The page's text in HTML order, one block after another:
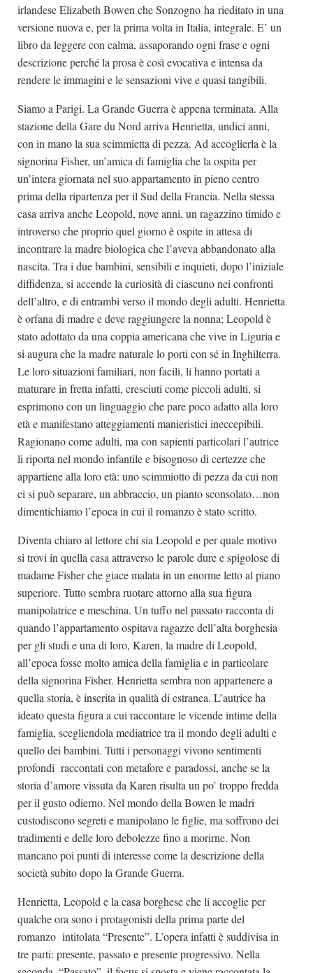
irlandese Elizabeth Bowen che Sonzogno ha rieditato in una
versione nuova e, per la prima volta in Italia, integrale. E’ un
libro da leggere con calma, assaporando ogni frase e ogni
descrizione perché la prosa è così evocativa e intensa da
rendere le immagini e le sensazioni vive e quasi tangibili.
Siamo a Parigi. La Grande Guerra è appena terminata. Alla
stazione della Gare du Nord arriva Henrietta, undici anni,
con in mano la sua scimmietta di pezza. Ad accoglierla è la
signorina Fisher, un’amica di famiglia che la ospita per
un’intera giornata nel suo appartamento in pieno centro
prima della ripartenza per il Sud della Francia. Nella stessa
casa arriva anche Leopold, nove anni, un ragazzino timido e
introverso che proprio quel giorno è ospite in attesa di
incontrare la madre biologica che l’aveva abbandonato alla
nascita. Tra i due bambini, sensibili e inquieti, dopo l’iniziale
diffidenza, si accende la curiosità di ciascuno nei confronti
dell’altro, e di entrambi verso il mondo degli adulti. Henrietta
è orfana di madre e deve raggiungere la nonna; Leopold è
stato adottato da una coppia americana che vive in Liguria e
si augura che la madre naturale lo porti con sé in Inghilterra.
Le loro situazioni familiari, non facili, li hanno portati a
maturare in fretta infatti, cresciuti come piccoli adulti, si
esprimono con un linguaggio che pare poco adatto alla loro
età e manifestano atteggiamenti manieristici ineccepibili.
Ragionano come adulti, ma con sapienti particolari l’autrice
li riporta nel mondo infantile e bisognoso di certezze che
appartiene alla loro età: uno scimmiotto di pezza da cui non
ci si può separare, un abbraccio, un pianto sconsolato…non
dimentichiamo l’epoca in cui il romanzo è stato scritto.
Diventa chiaro al lettore chi sia Leopold e per quale motivo
si trovi in quella casa attraverso le parole dure e spigolose di
madame Fisher che giace malata in un enorme letto al piano
superiore. Tutto sembra ruotare attorno alla sua figura
manipolatrice e meschina. Un tuffo nel passato racconta di
quando l’appartamento ospitava ragazze dell’alta borghesia
per gli studi e una di loro, Karen, la madre di Leopold,
all’epoca fosse molto amica della famiglia e in particolare
della signorina Fisher. Henrietta sembra non appartenere a
quella storia, è inserita in qualità di estranea. L’autrice ha
ideato questa figura a cui raccontare le vicende intime della
famiglia, scegliendola mediatrice tra il mondo degli adulti e
quello dei bambini. Tutti i personaggi vivono sentimenti
profondi raccontati con metafore e paradossi, anche se la
storia d’amore vissuta da Karen risulta un po’ troppo fredda
per il gusto odierno. Nel mondo della Bowen le madri
custodiscono segreti e manipolano le figlie, ma soffrono dei
tradimenti e delle loro debolezze fino a morirne. Non
mancano poi punti di interesse come la descrizione della
società subito dopo la Grande Guerra.
Henrietta, Leopold e la casa borghese che li accoglie per
qualche ora sono i protagonisti della prima parte del
romanzo intitolata “Presente”. L’opera infatti è suddivisa in
tre parti: presente, passato e presente progressivo. Nella